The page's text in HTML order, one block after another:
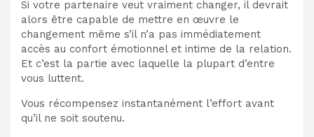
Si votre partenaire veut vraiment changer, il devrait
alors être capable de mettre en œuvre le
changement même s’il n’a pas immédiatement
accès au confort émotionnel et intime de la relation.
Et c’est la partie avec laquelle la plupart d’entre
vous luttent.
Vous récompensez instantanément l’effort avant
qu’il ne soit soutenu.